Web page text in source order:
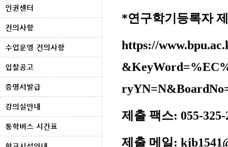
인권센터
건의사항
수업운영 건의사항
입찰공고
증명서발급
강의실안내
통학버스 시간표
*연구학기등록자
https://
제출 팩스: 055-325-
제출 메일: